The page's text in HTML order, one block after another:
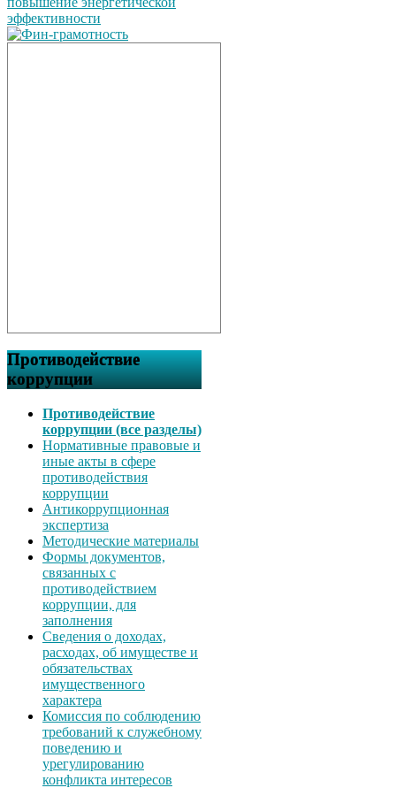
Противодействие
коррупции
Противодействие
коррупции (все разделы)
Нормативные правовые и
иные акты в сфере
противодействия
коррупции
Антикоррупционная
экспертиза
Методические материалы
Формы документов,
связанных с
противодействием
коррупции, для
заполнения
Сведения о доходах,
расходах, об имуществе и
обязательствах
имущественного
характера
Комиссия по соблюдению
требований к служебному
поведению и
урегулированию
конфликта интересов